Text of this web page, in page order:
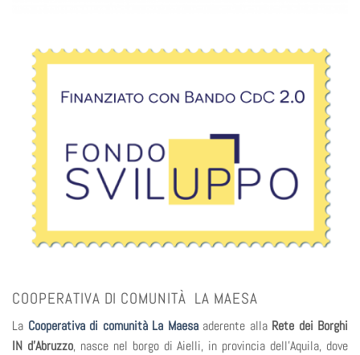
COOPERATIVA DI COMUNITÀ LA MAESA
La Cooperativa di comunità La Maesaaderente alla Rete dei Borghi
IN d’Abruzzo, nasce nel borgo di Aielli, in provincia dell’Aquila, dove